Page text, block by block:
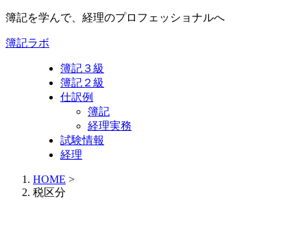
簿記を学んで、経理のプロフェッショナルへ
簿記ラボ
簿記３級
簿記２級
仕訳例
簿記
経理実務
試験情報
経理
HOME >
税区分